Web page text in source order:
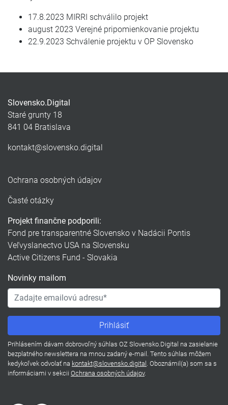
17.8.2023 MIRRI schválilo projekt
august 2023 Verejné pripomienkovanie projektu
22.9.2023 Schválenie projektu v OP Slovensko
Slovensko.Digital
Staré grunty 18
841 04 Bratislava
kontakt@slovensko.digital
Ochrana osobných údajov
Časté otázky
Projekt finančne podporili:
Fond pre transparentné Slovensko v Nadácii Pontis
Veľvyslanectvo USA na Slovensku
Active Citizens Fund - Slovakia
Novinky mailom
Prihlásením dávam dobrovoľný súhlas OZ Slovensko.Digital na zasielanie
bezplatného newslettera na mnou zadaný e-mail. Tento súhlas môžem
kedykoľvek odvolať na kontakt@slovensko.digital . Oboznámil(a) som sa s
informáciami v sekcii Ochrana osobných údajov.